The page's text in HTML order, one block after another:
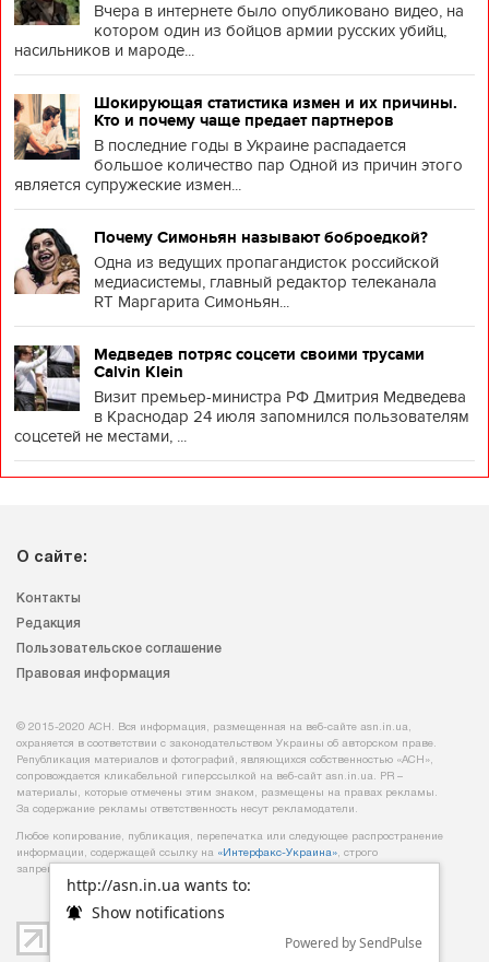
http://asn.in.ua wants to:
Show notifications
Powered by SendPulse
Вчера в интернете было опубликовано видео, на
котором один из бойцов армии русских убийц,
насильников и мароде...
Шокирующая статистика измен и их причины.
Кто и почему чаще предает партнеров
В последние годы в Украине распадается
большое количество пар Одной из причин этого
является супружеские измен...
Почему Симоньян называют боброедкой?
Одна из ведущих пропагандисток российской
медиасистемы, главный редактор телеканала
RT Маргарита Симоньян...
Медведев потряс соцсети своими трусами
Calvin Klein
Визит премьер-министра РФ Дмитрия Медведева
в Краснодар 24 июля запомнился пользователям
соцсетей не местами, ...
О сайте:
Контакты
Редакция
Пользовательское соглашение
Правовая информация
© 2015-2020 АСН. Вся информация, размещенная на веб-сайте asn.in.ua,
охраняется в соответствии с законодательством Украины об авторском праве.
Републикация материалов и фотографий, являющихся собственностью «АСН»,
сопровождается кликабельной гиперссылкой на веб-сайт asn.іn.ua. PR –
материалы, которые отмечены этим знаком, размещены на правах рекламы.
За содержание рекламы ответственность несут рекламодатели.
Любое копирование, публикация, перепечатка или следующее распространение
информации, содержащей ссылку на «Интерфакс-Украина», строго
запрещается.